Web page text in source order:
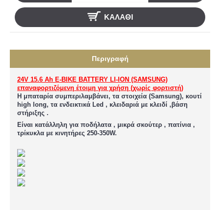
ΚΑΛΆΘΙ
Περιγραφή
24V 15.6 Ah E-BIKE BATTERY LI-ION (SAMSUNG)
επαναφορτιζόμενη έτοιμη για χρήση (χωρίς φορτιστή)
Η μπαταρία συμπεριλαμβάνει, τα στοιχεία (Samsung), κουτί
high long, τα ενδεικτικά Led , κλειδαριά με κλειδί ,βάση
στήριξης .
Eίναι κατάλληλη για ποδήλατα , μικρά σκούτερ , πατίνια ,
τρίκυκλα με κινητήρες 250-350W.